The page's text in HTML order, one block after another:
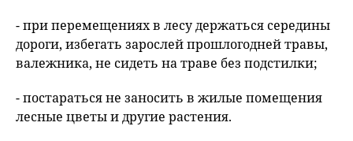
- при перемещениях в лесу держаться середины
дороги, избегать зарослей прошлогодней травы,
валежника, не сидеть на траве без подстилки;
- постараться не заносить в жилые помещения
лесные цветы и другие растения.